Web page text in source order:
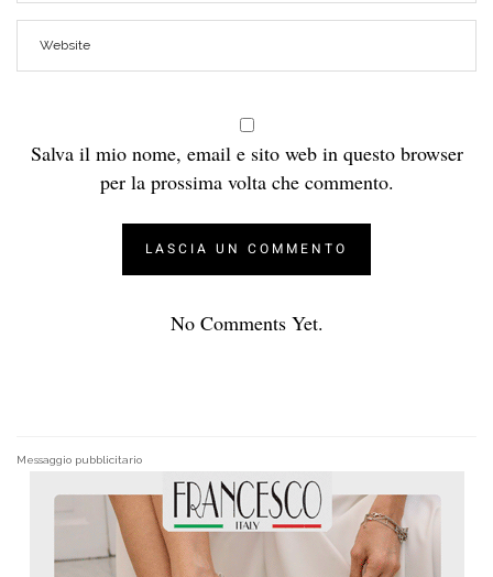
Salva il mio nome, email e sito web in questo browser
per la prossima volta che commento.
No Comments Yet.
Messaggio pubblicitario